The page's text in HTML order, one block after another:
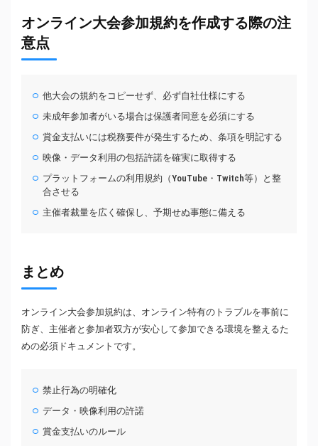
オンライン大会参加規約を作成する際の注
意点
他大会の規約をコピーせず、必ず自社仕様にする
未成年参加者がいる場合は保護者同意を必須にする
賞金支払いには税務要件が発生するため、条項を明記する
映像・データ利用の包括許諾を確実に取得する
プラットフォームの利用規約（YouTube・Twitch等）と整
合させる
主催者裁量を広く確保し、予期せぬ事態に備える
まとめ
オンライン大会参加規約は、オンライン特有のトラブルを事前に
防ぎ、主催者と参加者双方が安心して参加できる環境を整えるた
めの必須ドキュメントです。
禁止行為の明確化
データ・映像利用の許諾
賞金支払いのルール